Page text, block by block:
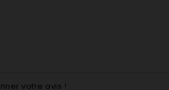
votre avis !